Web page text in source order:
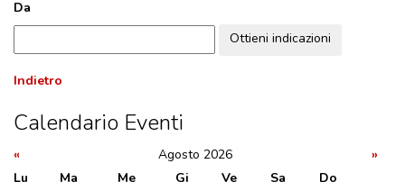
DOVE MANGIARE
ATTRAZIONI
ITINERARI
Da
Ottieni indicazioni
Indietro
Calendario Eventi
« Agosto 2026
»
Lu
Ma Me Gi Ve Sa
Do